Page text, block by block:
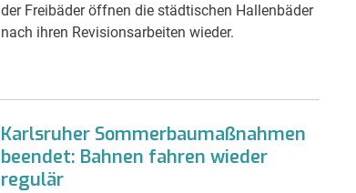
der Freibäder öffnen die städtischen Hallenbäder
nach ihren Revisionsarbeiten wieder.
Karlsruher Sommerbaumaßnahmen
beendet: Bahnen fahren wieder
regulär